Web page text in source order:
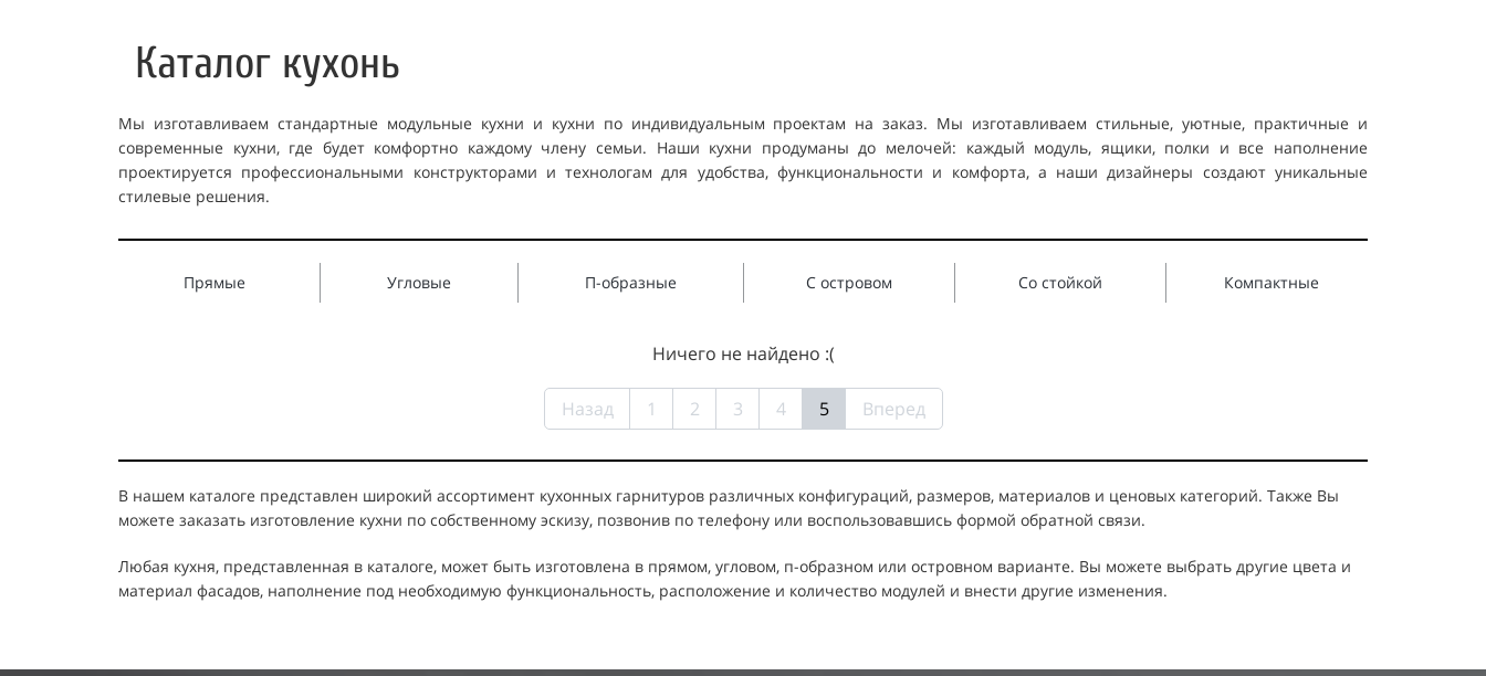
Каталог кухонь
Мы изготавливаем стандартные модульные кухни и кухни по индивидуальным проектам на заказ. Мы изготавливаем стильные, уютные, практичные и
современные кухни, где будет комфортно каждому члену семьи. Наши кухни продуманы до мелочей: каждый модуль, ящики, полки и все наполнение
проектируется профессиональными конструкторами и технологам для удобства, функциональности и комфорта, а наши дизайнеры создают уникальные
стилевые решения.
Прямые Угловые П-образные С островом Со стойкой Компактные
Ничего не найдено :(
Назад 1 2 3 4 5 Вперед
В нашем каталоге представлен широкий ассортимент кухонных гарнитуров различных конфигураций, размеров, материалов и ценовых категорий. Также Вы
можете заказать изготовление кухни по собственному эскизу, позвонив по телефону или воспользовавшись формой обратной связи.
Любая кухня, представленная в каталоге, может быть изготовлена в прямом, угловом, п-образном или островном варианте. Вы можете выбрать другие цвета и
материал фасадов, наполнение под необходимую функциональность, расположение и количество модулей и внести другие изменения.